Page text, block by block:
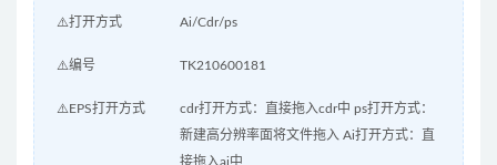
⚠️打开方式 Ai/Cdr/ps
⚠️编号 TK210600181
⚠️EPS打开方式
cdr打开方式：直接拖入cdr中 ps打开方式：
新建高分辨率面将文件拖入 Ai打开方式：直
接拖入ai中